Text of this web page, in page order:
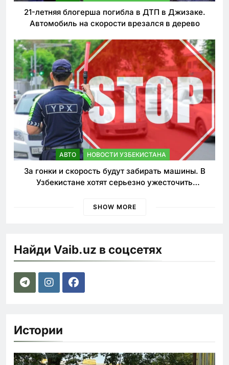
21-летняя блогерша погибла в ДТП в Джизаке.
Автомобиль на скорости врезался в дерево
АВТО НОВОСТИ УЗБЕКИСТАНА
За гонки и скорость будут забирать машины. В
Узбекистане хотят серьезно ужесточить
SHOW MORE
Найди Vaib.uz в соцсетях
Истории